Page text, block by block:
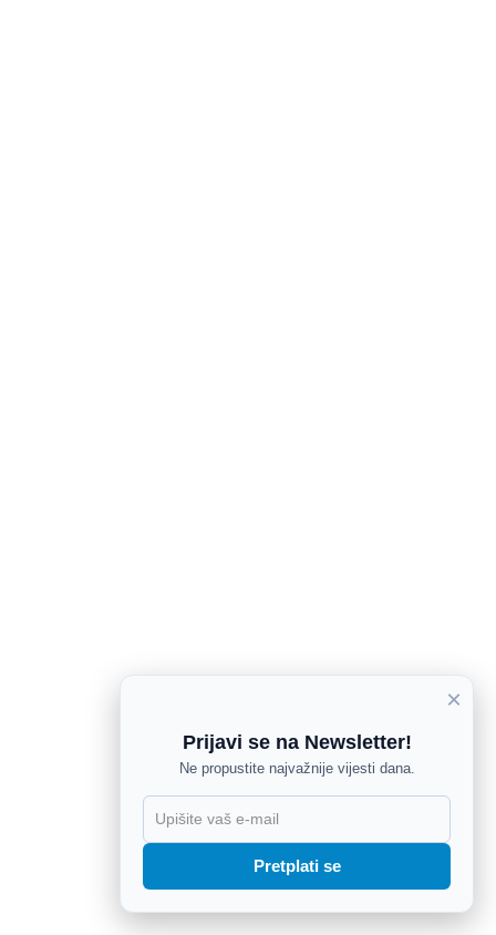
×
Prijavi se na Newsletter!
Ne propustite najvažnije vijesti dana.
Pretplati se